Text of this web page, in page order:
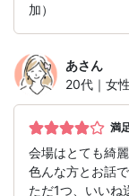
加）
あさん
20代｜女性
満
会場はとても綺
色んな方とお話
ただ1つ、いいね